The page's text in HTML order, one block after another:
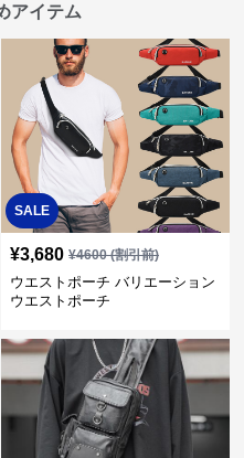
アイテム
SALE
¥3,680 ¥4600(割引前)
ウエストポーチ バリエーション
ウエストポーチ